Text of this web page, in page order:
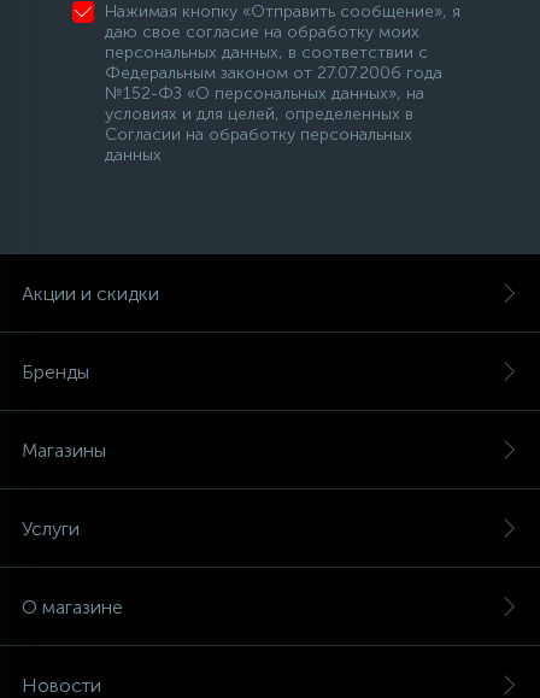
Нажимая кнопку «Отправить сообщение», я
даю свое согласие на обработку моих
персональных данных, в соответствии с
Федеральным законом от 27.07.2006 года
№152-ФЗ «О персональных данных», на
условиях и для целей, определенных в
Согласии на обработку персональных
данных
Акции и скидки
Бренды
Магазины
Услуги
О магазине
Новости